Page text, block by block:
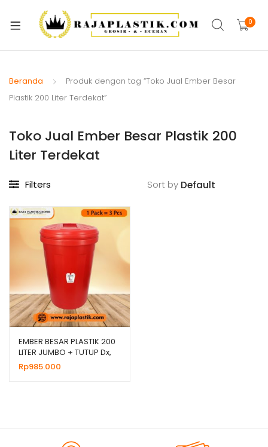
0
Beranda
Produk dengan tag “Toko Jual Ember Besar
Plastik 200 Liter Terdekat”
Toko Jual Ember Besar Plastik 200
Liter Terdekat
Filters Sort by
EMBER BESAR PLASTIK 200
LITER JUMBO + TUTUP Dx,
HARGA GROSIR
Rp985.000